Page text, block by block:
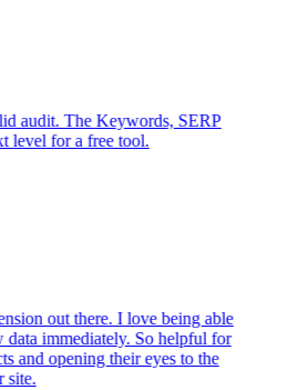
audit. The Keywords, SERP
for a free tool.
out there. I love being able
immediately. So helpful for
and opening their eyes to the